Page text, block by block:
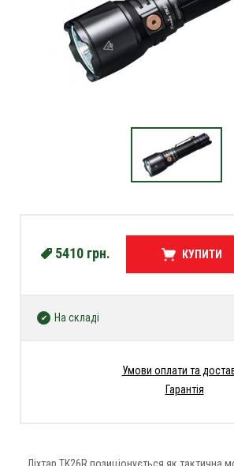
5410 грн. КУПИТИ
На складі
Умови оплати та
Гарантія